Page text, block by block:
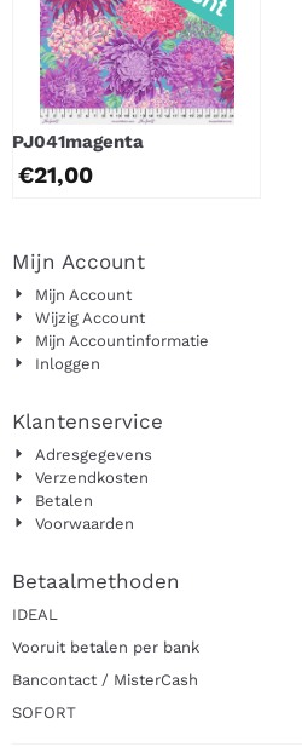
PJ041magenta
€21,00
Mijn Account
Mijn Account
Wijzig Account
Mijn Accountinformatie
Inloggen
Klantenservice
Adresgegevens
Verzendkosten
Betalen
Voorwaarden
Betaalmethoden
IDEAL
Vooruit betalen per bank
Bancontact / MisterCash
SOFORT